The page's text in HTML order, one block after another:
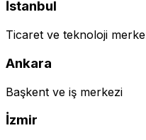
İstanbul
Ticaret ve teknoloji
Ankara
Başkent ve iş merkezi
İzmir